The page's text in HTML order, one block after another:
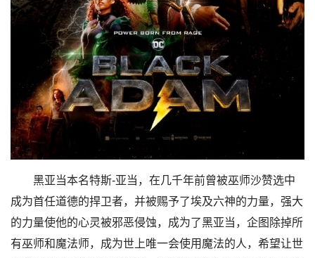
黑亚当本名特斯-亚当，在几千年前曾被巫师沙赞选中
成为首任道德的捍卫者，并被赐予了埃及六神的力量，强大
的力量使他的心灵被邪恶侵蚀，成为了黑亚当，企图除掉所
有巫师和魔法师，成为世上唯一会使用魔法的人，希望让世